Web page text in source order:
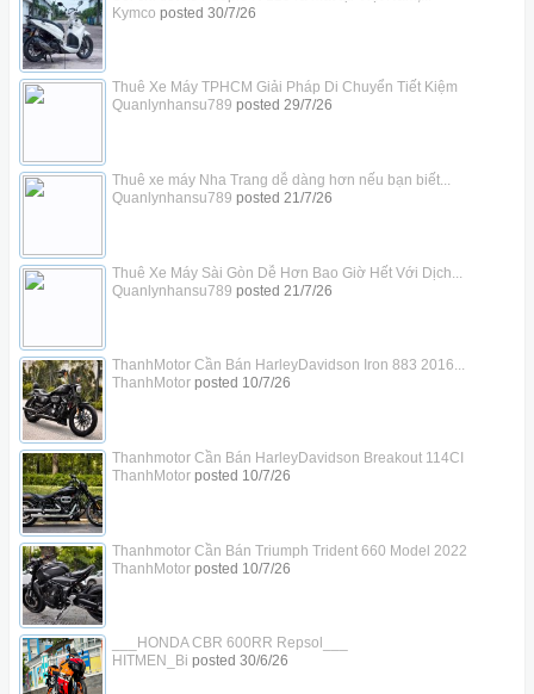
Kymco posted 30/7/26
Thuê Xe Máy TPHCM Giải Pháp Di Chuyển Tiết Kiệm
Quanlynhansu789 posted 29/7/26
Thuê xe máy Nha Trang dễ dàng hơn nếu bạn biết...
Quanlynhansu789 posted 21/7/26
Thuê Xe Máy Sài Gòn Dễ Hơn Bao Giờ Hết Với Dịch...
Quanlynhansu789 posted 21/7/26
ThanhMotor Cần Bán HarleyDavidson Iron 883 2016...
ThanhMotorposted 10/7/26
Thanhmotor Cần Bán HarleyDavidson Breakout 114CI
ThanhMotorposted 10/7/26
Thanhmotor Cần Bán Triumph Trident 660 Model 2022
ThanhMotorposted 10/7/26
___HONDA CBR 600RR Repsol___
HITMEN_Bi posted 30/6/26